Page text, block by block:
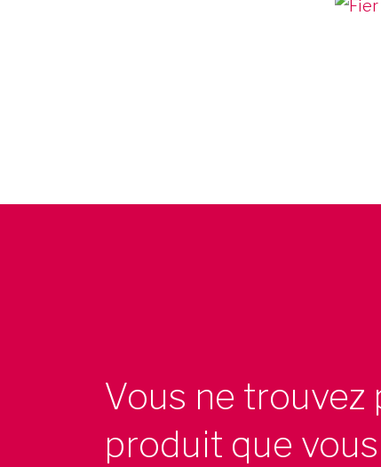
Vous ne trouvez
produit que